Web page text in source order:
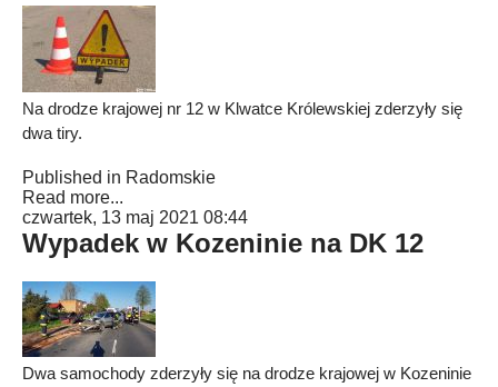
Na drodze krajowej nr 12 w Klwatce Królewskiej zderzyły się
dwa tiry.
Published in Radomskie
Read more...
czwartek, 13 maj 2021 08:44
Wypadek w Kozeninie na DK 12
Dwa samochody zderzyły się na drodze krajowej w Kozeninie